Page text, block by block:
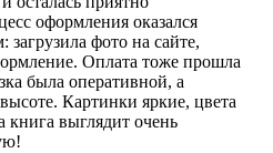
оформления оказался
фото на сайте,
Оплата тоже прошла
была оперативной, а
Картинки яркие, цвета
выглядит очень